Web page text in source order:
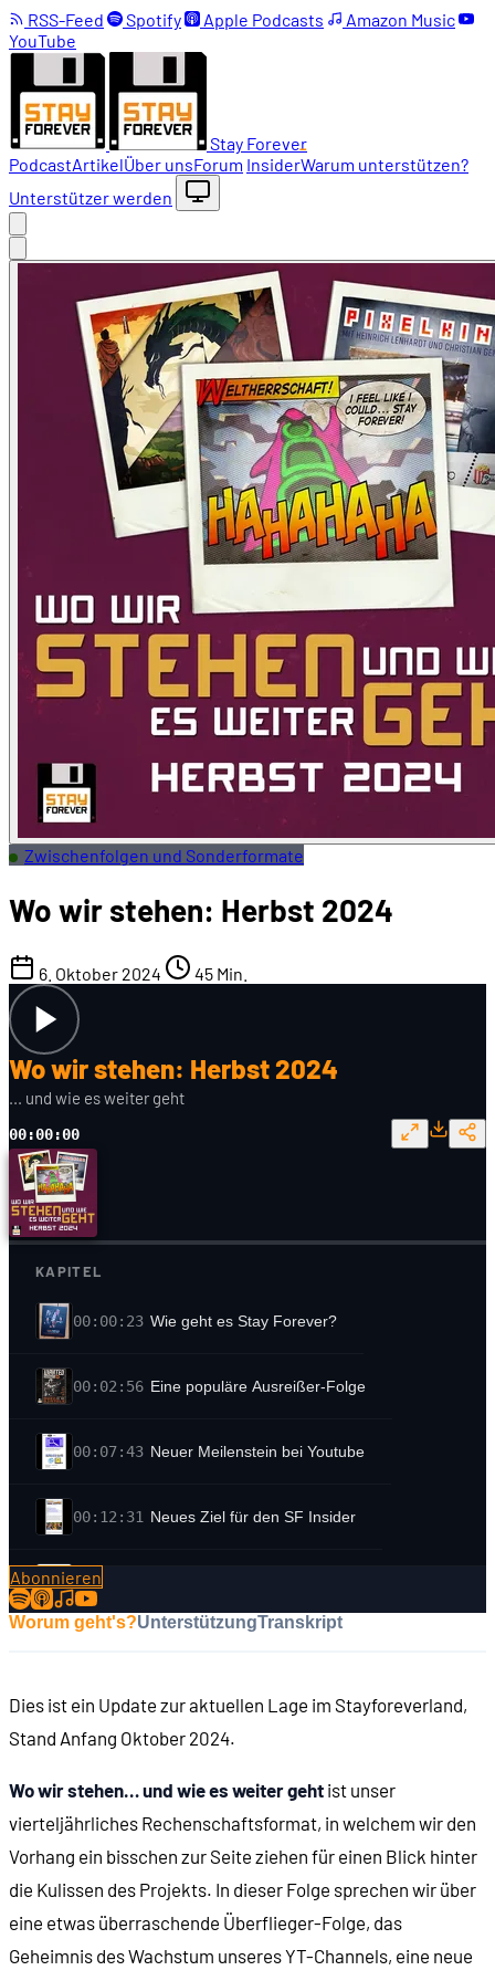
RSS-Feed Spotify Apple Podcasts
Amazon Music
YouTube
Stay Forever
PodcastArtikelÜber unsForum InsiderWarum unterstützen?
Unterstützer werden
Zwischenfolgen und Sonderformate
Wo wir stehen: Herbst 2024
6. Oktober 2024 45 Min.
Wo wir stehen: Herbst 2024
... und wie es weiter geht
00:00:00
KAPITEL
00:00:23 Wie geht es Stay Forever?
00:02:56 Eine populäre Ausreißer-Folge
00:07:43 Neuer Meilenstein bei Youtube
00:12:31 Neues Ziel für den SF Insider
00:15:14
00:27:01 Kalender-Motive als Wallpaper
Recherche-Dokumente auf stayforever.de
Abonnieren
Worum geht's?UnterstützungTranskript
Dies ist ein Update zur aktuellen Lage im Stayforeverland,
Stand Anfang Oktober 2024.
Wo wir stehen… und wie es weiter geht ist unser
vierteljährliches Rechenschaftsformat, in welchem wir den
Vorhang ein bisschen zur Seite ziehen für einen Blick hinter
die Kulissen des Projekts. In dieser Folge sprechen wir über
eine etwas überraschende Überflieger-Folge, das
Geheimnis des Wachstum unseres YT-Channels, eine neue